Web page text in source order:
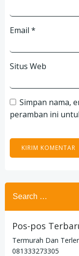
Email *
Situs Web
Simpan nama,
peramban ini
Search
for:
Pos-pos
Termurah Dan
081333273305